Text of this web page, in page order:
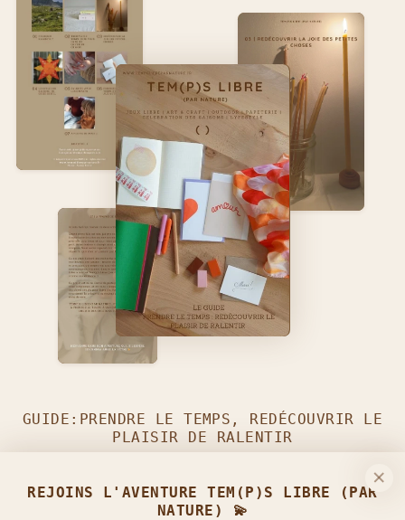
GUIDE:PRENDRE LE TEMPS, REDÉCOUVRIR LE
PLAISIR DE RALENTIR
COMMUNAUTÉ TEM(P)S LIBRE (PAR NATURE) :)
REJOINS L'AVENTURE TEM(P)S LIBRE (PAR
NATURE) 💫